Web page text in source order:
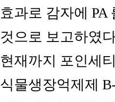
효과로 감자에
것으로 보고하였
현재까지 포인세
식물생장억제제